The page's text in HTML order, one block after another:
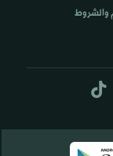
والشروط